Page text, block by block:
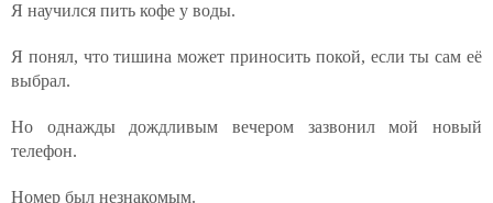
Я научился пить кофе у воды.
Я понял, что тишина может приносить покой, если ты сам её
выбрал.
Но однажды дождливым вечером зазвонил мой новый
телефон.
Номер был незнакомым.